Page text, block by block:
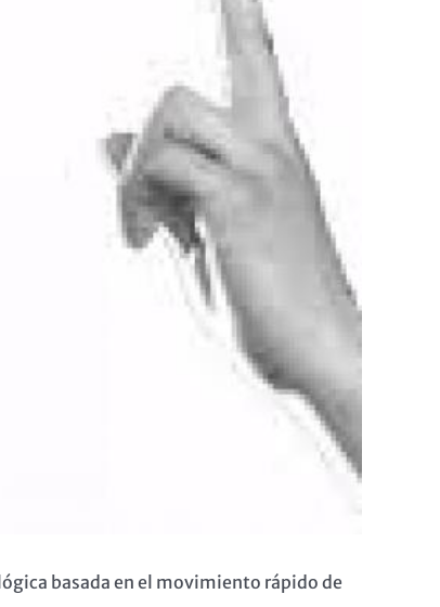
basada en el movimiento rápido de